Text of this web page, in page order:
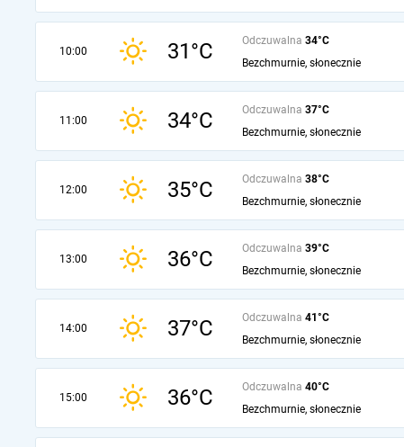
10:00 31°C Odczuwalna 34°C
Bezchmurnie, słonecznie
11:00 34°C Odczuwalna 37°C
Bezchmurnie, słonecznie
12:00 35°C Odczuwalna 38°C
Bezchmurnie, słonecznie
13:00 36°C Odczuwalna 39°C
Bezchmurnie, słonecznie
14:00 37°C Odczuwalna 41°C
Bezchmurnie, słonecznie
15:00 36°C Odczuwalna 40°C
Bezchmurnie, słonecznie